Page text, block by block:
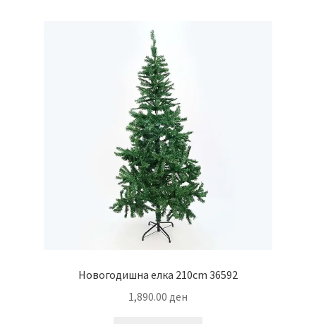
Новогодишна елка 210cm 36592
1,890.00 ден